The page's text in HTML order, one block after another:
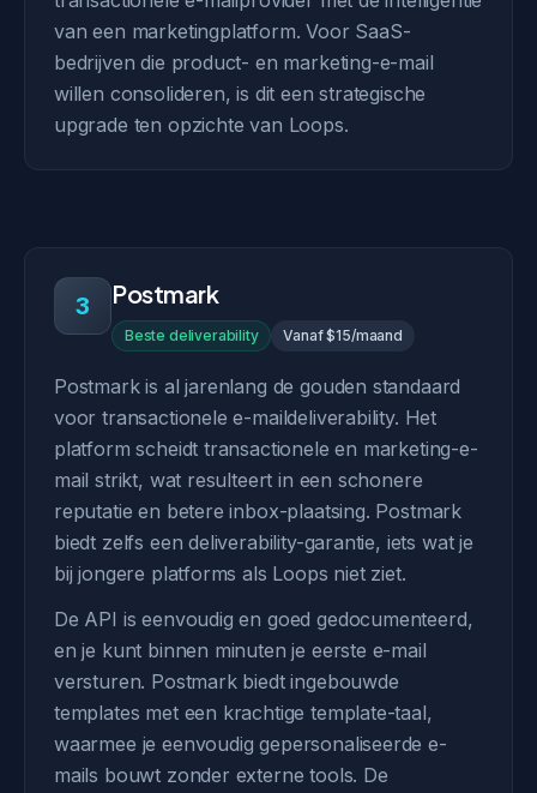
van een marketingplatform. Voor SaaS-
bedrijven die product- en marketing-e-mail
willen consolideren, is dit een strategische
upgrade ten opzichte van Loops.
3 Postmark
Beste deliverability Vanaf $15/maand
Postmark is al jarenlang de gouden standaard
voor transactionele e-maildeliverability. Het
platform scheidt transactionele en marketing-e-
mail strikt, wat resulteert in een schonere
reputatie en betere inbox-plaatsing. Postmark
biedt zelfs een deliverability-garantie, iets wat je
bij jongere platforms als Loops niet ziet.
De API is eenvoudig en goed gedocumenteerd,
en je kunt binnen minuten je eerste e-mail
versturen. Postmark biedt ingebouwde
templates met een krachtige template-taal,
waarmee je eenvoudig gepersonaliseerde e-
mails bouwt zonder externe tools. De